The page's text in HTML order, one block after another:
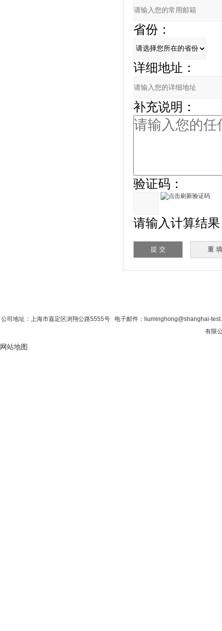
省份：
详细地址：
补充说明：
验证码：
请输入计算结果
公司地址：上海市嘉定区浏翔公路5555号 电子邮件：liuminghong@shanghai-
有限公
网站地图